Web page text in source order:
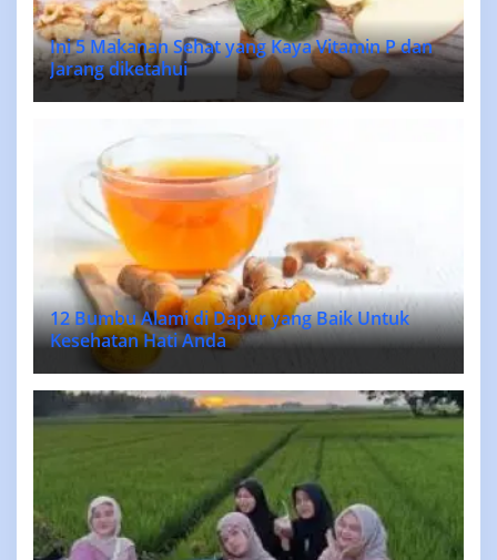
Ini 5 Makanan Sehat yang Kaya Vitamin P dan
Jarang diketahui
12 Bumbu Alami di Dapur yang Baik Untuk
Kesehatan Hati Anda